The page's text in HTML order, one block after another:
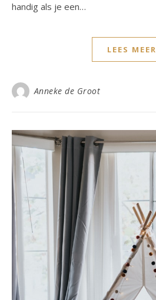
handig als je een…
LEES MEER
Anneke de Groot